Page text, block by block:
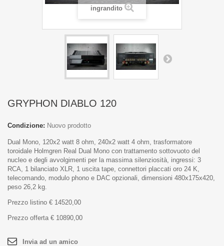
ingrandito
GRYPHON DIABLO 120
Condizione: Nuovo prodotto
Dual Mono, 120x2 watt 8 ohm, 240x2 watt 4 ohm, trasformatore
toroidale Holmgren Real Dual Mono con trattamento sottovuoto del
nucleo e degli avvolgimenti per la massima silenziosità, ingressi: 3
RCA, 1 bilanciato XLR, 1 uscita tape, connettori placcati oro 24 K,
telecomando, modulo phono e DAC opzionali, dimensioni 480x175x420,
peso 26,2 kg.
Prezzo listino € 14520,00
Prezzo offerta € 10890,00
Invia ad un amico